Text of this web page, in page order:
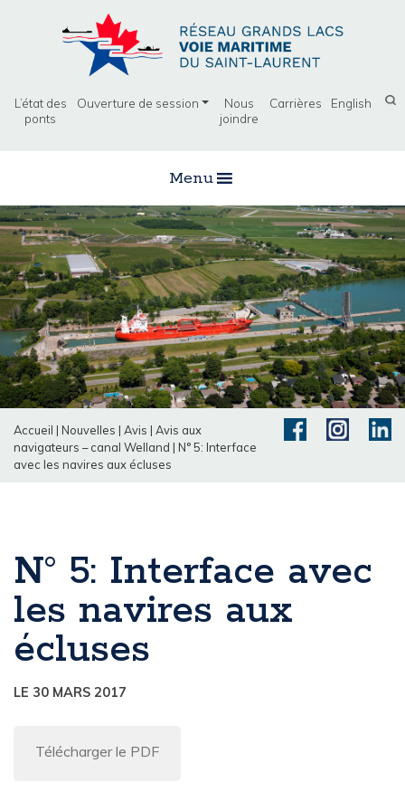
L’état des
ponts
Ouverture de session
Nous
joindre
Carrières English
Menu
Accueil | Nouvelles | Avis | Avis aux
navigateurs – canal Welland | N° 5: Interface
avec les navires aux écluses
N° 5: Interface avec
les navires aux
écluses
LE 30 MARS 2017
Télécharger le PDF